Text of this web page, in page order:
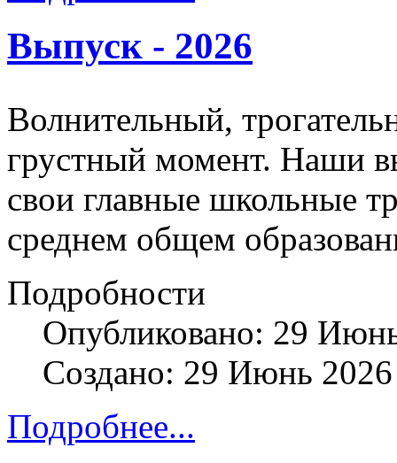
Выпуск - 2026
Волнительный,
грустный момент. Наши
свои главные школьные
среднем общем
Подробности
Опубликовано: 29
Создано: 29 Июнь 2026
Подробнее...